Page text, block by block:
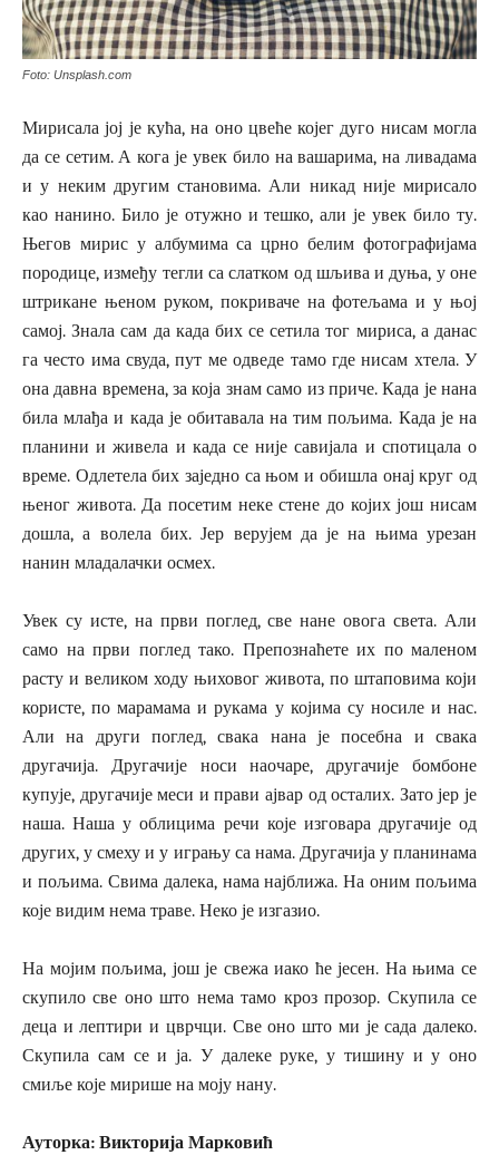
Foto: Unsplash.com
Мирисала јој је кућа, на оно цвеће којег дуго нисам могла
да се сетим. А кога је увек било на вашарима, на ливадама
и у неким другим становима. Али никад није мирисало
као нанино. Било је отужно и тешко, али је увек било ту.
Његов мирис у албумима са црно белим фотографијама
породице, између тегли са слатком од шљива и дуња, у оне
штрикане њеном руком, покриваче на фотељама и у њој
самој. Знала сам да када бих се сетила тог мириса, а данас
га често има свуда, пут ме одведе тамо где нисам хтела. У
она давна времена, за која знам само из приче. Када је нана
била млађа и када је обитавала на тим пољима. Када је на
планини и живела и када се није савијала и спотицала о
време. Одлетела бих заједно са њом и обишла онај круг од
њеног живота. Да посетим неке стене до којих још нисам
дошла, а волела бих. Јер верујем да је на њима урезан
нанин младалачки осмех.
Увек су исте, на први поглед, све нане овога света. Али
само на први поглед тако. Препознаћете их по маленом
расту и великом ходу њиховог живота, по штаповима који
користе, по марамама и рукама у којима су носиле и нас.
Али на други поглед, свака нана је посебна и свака
другачија. Другачије носи наочаре, другачије бомбоне
купује, другачије меси и прави ајвар од осталих. Зато јер је
наша. Наша у облицима речи које изговара другачије од
других, у смеху и у игрању са нама. Другачија у планинама
и пољима. Свима далека, нама најближа. На оним пољима
које видим нема траве. Неко је изгазио.
На мојим пољима, још је свежа иако ће јесен. На њима се
скупило све оно што нема тамо кроз прозор. Скупила се
деца и лептири и цврчци. Све оно што ми је сада далеко.
Скупила сам се и ја. У далеке руке, у тишину и у оно
смиље које мирише на моју нану.
Ауторка: Викторија Марковић